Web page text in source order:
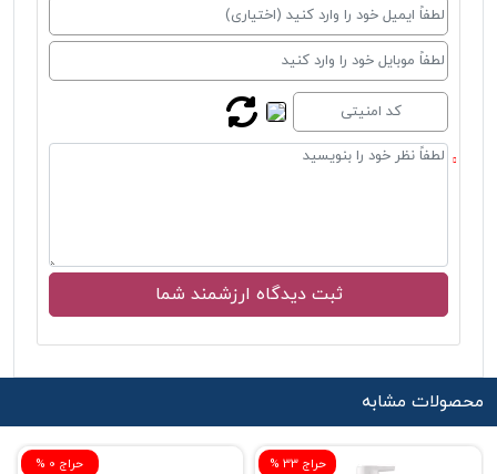
محصولات مشابه
% حراج 0 % حراج 33